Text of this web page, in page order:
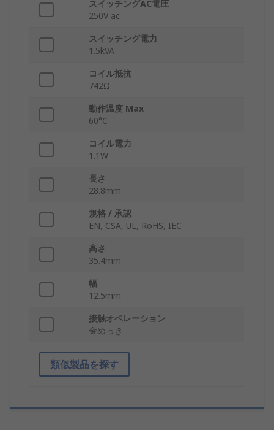
スイッチングAC電圧
250V ac
スイッチング電力
1.5kVA
コイル抵抗
742Ω
動作温度 Max
60°C
コイル電力
1.1W
長さ
28.8mm
規格 / 承認
EN, CSA, UL, RoHS, IEC
高さ
35.4mm
幅
12.5mm
接触オペレーション
金めっき
類似製品を探す